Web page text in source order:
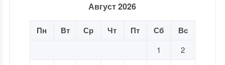
Август 2026
Пн Вт Ср Чт Пт Сб Вс
1
2